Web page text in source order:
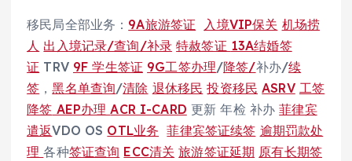
移民局全部业务： 9A旅游签证 入境VIP保关 机场捞
人 出入境记录/查询/补录 特赦签证 13A结婚签
证 TRV 9F 学生签证 9G工签办理/降签/补办/续
签 ，黑名单查询/清除 退休移民 投资移民 ASRV 工签
降签 AEP办理ACR I-CARD 更新 年检 补办菲律宾
遣返VDO OS OTL业务 菲律宾签证续签 逾期罚款处
理各种签证查询 ECC清关 旅游签证延期 原有长期签